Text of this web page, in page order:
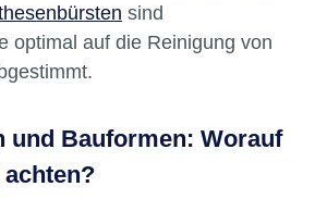
sind
optimal auf die Reinigung von
und Bauformen: Worauf